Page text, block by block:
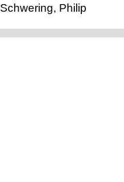
Schwering, Philip